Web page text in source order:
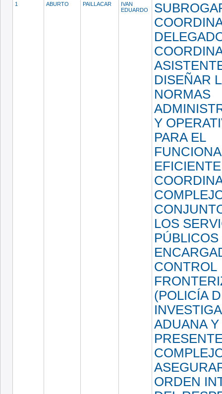
1 ABURTO PAILLACAR
IVAN
EDUARDO
DISEÑAR
NORMAS
Y
PARA EL
LOS
PÚBLICOS
CONTROL
(POLICÍA
ADUANA
ORDEN